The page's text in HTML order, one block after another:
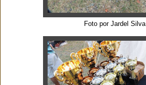
Foto por Jardel Silva